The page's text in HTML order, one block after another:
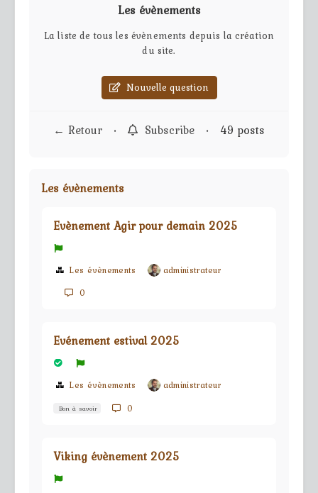
Partie privée
Contact
Les évènements
La liste de tous les évènements depuis la création
du site.
Nouvelle question
← Retour • Subscribe • 49 posts
Les évènements
Evènement Agir pour demain 2025
Les évènements
administrateur
0
Evénement estival 2025
Les évènements administrateur
Bon à savoir 0
Viking évènement 2025